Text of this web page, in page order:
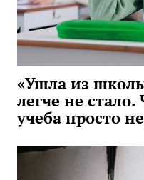
«Ушла из
легче не стало.
учеба просто